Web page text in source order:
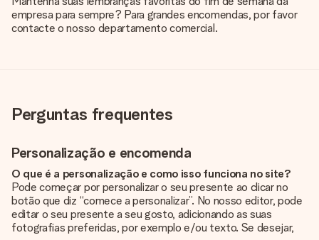
empresa para sempre? Para grandes encomendas, por favor
contacte o nosso departamento comercial.
Perguntas frequentes
Personalização e encomenda
O que é a personalização e como isso funciona no site?
Pode começar por personalizar o seu presente ao clicar no
botão que diz “comece a personalizar”. No nosso editor, pode
editar o seu presente a seu gosto, adicionando as suas
fotografias preferidas, por exemplo e/ou texto. Se desejar,